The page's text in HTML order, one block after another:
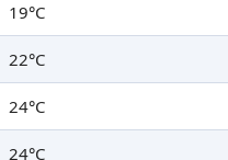
19°C
22°C
24°C
24°C